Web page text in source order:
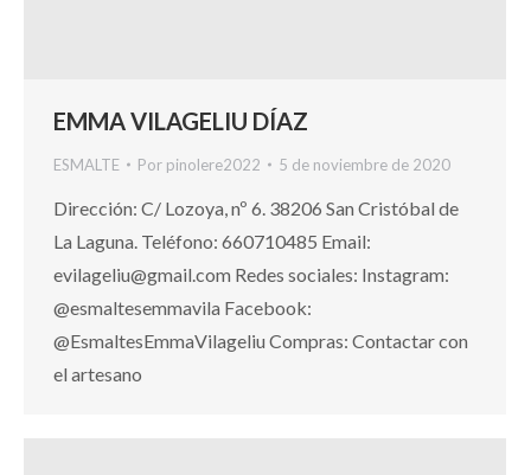
EMMA VILAGELIU DÍAZ
ESMALTE Por pinolere2022 5 de noviembre de 2020
Dirección: C/ Lozoya, nº 6. 38206 San Cristóbal de
La Laguna. Teléfono: 660710485 Email:
evilageliu@gmail.com Redes sociales: Instagram:
@esmaltesemmavila Facebook:
@EsmaltesEmmaVilageliu Compras: Contactar con
el artesano